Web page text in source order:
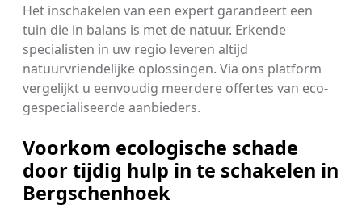
Het inschakelen van een expert garandeert een
tuin die in balans is met de natuur. Erkende
specialisten in uw regio leveren altijd
natuurvriendelijke oplossingen. Via ons platform
vergelijkt u eenvoudig meerdere offertes van eco-
gespecialiseerde aanbieders.
Voorkom ecologische schade
door tijdig hulp in te schakelen in
Bergschenhoek